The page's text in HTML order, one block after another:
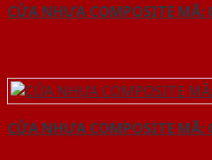
CỬA NHỰA COMPOSITE MÃ:
CỬA NHỰA COMPOSITE MÃ: